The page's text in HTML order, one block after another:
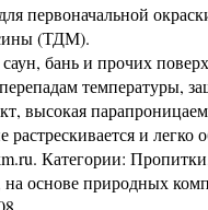
первоначальной
(ТДМ).
бань и прочих
температуры,
высокая
и
Категории:
основе природных